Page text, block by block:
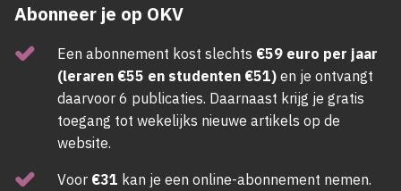
Abonneer je op OKV
Een abonnement kost slechts €59 euro per jaar
(leraren €55 en studenten €51) en je ontvangt
daarvoor 6 publicaties. Daarnaast krijg je gratis
toegang tot wekelijks nieuwe artikels op de
website.
Voor €31 kan je een online-abonnement nemen.